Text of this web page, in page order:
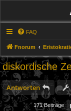
FAQ
Fnorum
diskordische
Antworten
171 Beiträge